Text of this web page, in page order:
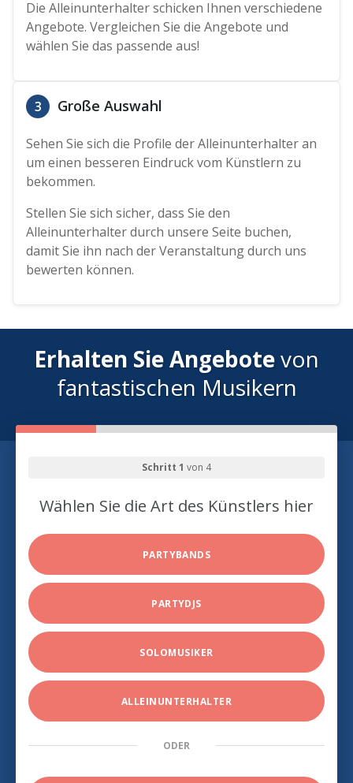
Die Alleinunterhalter schicken Ihnen verschiedene
Angebote. Vergleichen Sie die Angebote und
wählen Sie das passende aus!
3 Große Auswahl
Sehen Sie sich die Profile der Alleinunterhalter an
um einen besseren Eindruck vom Künstlern zu
bekommen.
Stellen Sie sich sicher, dass Sie den
Alleinunterhalter durch unsere Seite buchen,
damit Sie ihn nach der Veranstaltung durch uns
bewerten können.
Erhalten Sie Angebotevon
fantastischen Musikern
Schritt 1 von 4
Wählen Sie die Art des Künstlers hier
PARTYBANDS
PARTYDJS
SOLOMUSIKER
ALLEINUNTERHALTER
ODER